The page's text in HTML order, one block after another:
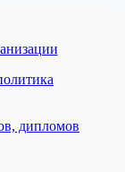
дипломов